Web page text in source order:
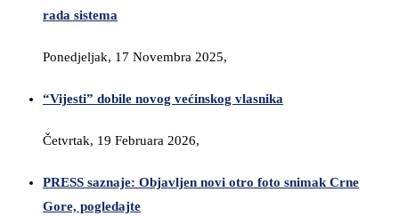
rada sistema
Ponedjeljak, 17 Novembra 2025,
“Vijesti” dobile novog većinskog vlasnika
Četvrtak, 19 Februara 2026,
PRESS saznaje: Objavljen novi otro foto snimak Crne
Gore, pogledajte